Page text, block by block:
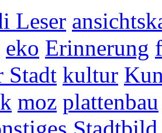
Leser
eko Erinnerung
Stadt kultur
moz plattenbau